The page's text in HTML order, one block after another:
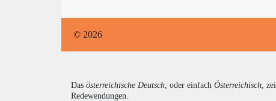
© 2026
Das österreichische Deutsch , oder einfach Österreichisch ,
Redewendungen.